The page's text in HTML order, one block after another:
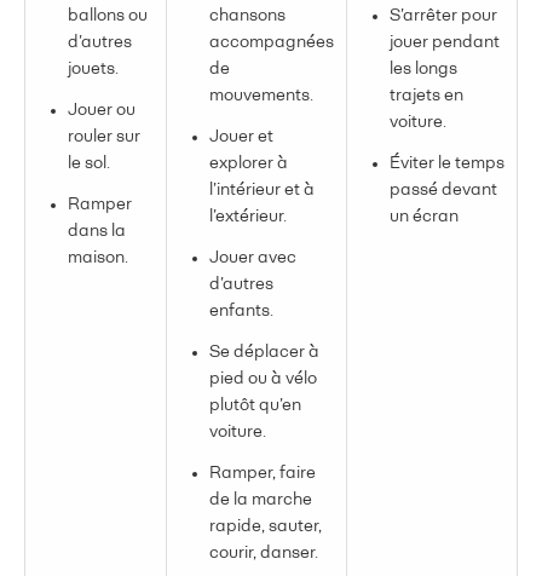
ballons ou
d’autres
jouets.
Jouer ou
rouler sur
le sol.
Ramper
dans la
maison.
chansons
accompagnées
de
mouvements.
Jouer et
explorer à
l’intérieur et à
l’extérieur.
Jouer avec
d’autres
enfants.
Se déplacer à
pied ou à vélo
plutôt qu’en
voiture.
Ramper, faire
de la marche
rapide, sauter,
courir, danser.
S’arrêter pour
jouer pendant
les longs
trajets en
voiture.
Éviter le temps
passé devant
un écran